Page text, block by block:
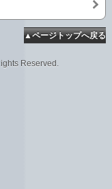
▲ページトップへ戻る
Reserved.